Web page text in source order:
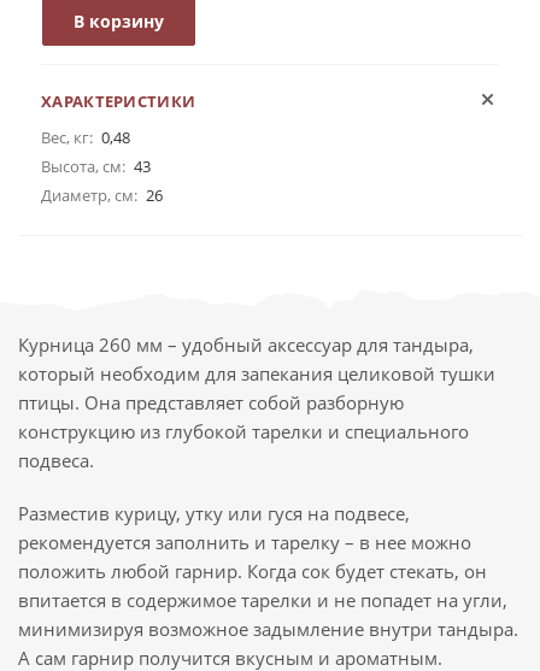
В корзину
ХАРАКТЕРИСТИКИ
Вес, кг: 0,48
Высота, см: 43
Диаметр, см: 26
Курница 260 мм – удобный аксессуар для тандыра,
который необходим для запекания целиковой тушки
птицы. Она представляет собой разборную
конструкцию из глубокой тарелки и специального
подвеса.
Разместив курицу, утку или гуся на подвесе,
рекомендуется заполнить и тарелку – в нее можно
положить любой гарнир. Когда сок будет стекать, он
впитается в содержимое тарелки и не попадет на угли,
минимизируя возможное задымление внутри тандыра.
А сам гарнир получится вкусным и ароматным.